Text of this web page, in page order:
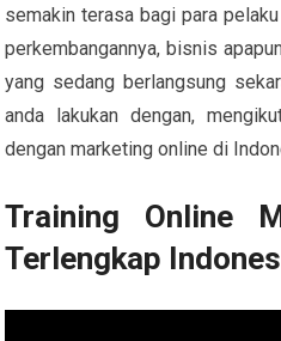
semakin terasa bagi para
perkembangannya, bisnis
yang sedang berlangsung
anda lakukan dengan,
dengan marketing online di
Training Online
Terlengkap